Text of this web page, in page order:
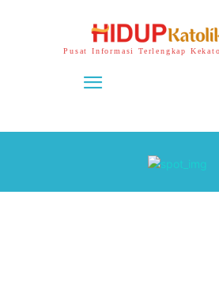
Pusat Informasi Terlengkap